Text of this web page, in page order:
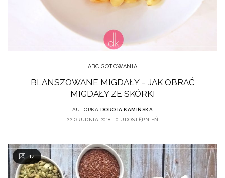
ABC GOTOWANIA
BLANSZOWANE MIGDAŁY – JAK OBRAĆ
MIGDAŁY ZE SKÓRKI
AUTORKA DOROTA KAMIŃSKA
22 GRUDNIA 2018
0 UDOSTĘPNIEŃ
14